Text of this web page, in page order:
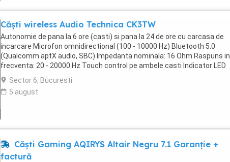
Căști wireless Audio Technica CK3TW
Autonomie de pana la 6 ore (casti) si pana la 24 de ore cu carcasa de
incarcare Microfon omnidirectional (100 - 10000 Hz) Bluetooth 5.0
(Qualcomm aptX audio, SBC) Impedanta nominala: 16 Ohm Raspuns in
frecventa: 20 - 20000 Hz Touch control pe ambele casti Indicator LED
pentru nivelul de incarcare Rezistenta ...
Sector 6, Bucuresti
5 august
Căști Gaming AQIRYS Altair Negru 7.1 Garanție +
factură